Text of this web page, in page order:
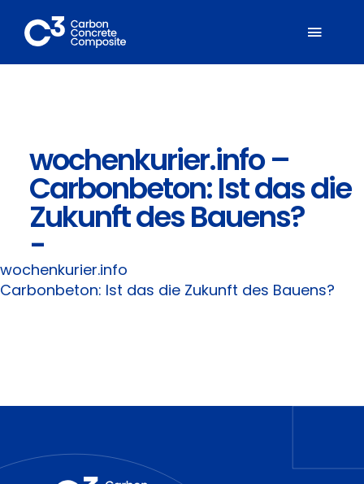
Inhalt
springen
Fachbereiche
Suche
wochenkurier.info –
Carbonbeton: Ist das die
Zukunft des Bauens?
-
wochenkurier.info
Carbonbeton: Ist das die Zukunft des Bauens?